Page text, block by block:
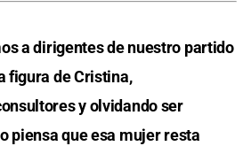
a dirigentes de nuestro partido
figura de Cristina,
y olvidando ser
piensa que esa mujer resta